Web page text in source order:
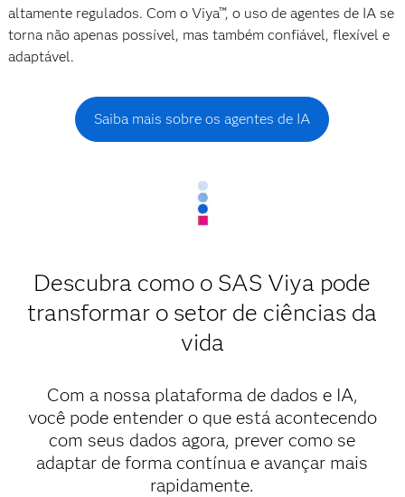
altamente regulados. Com o Viya™, o uso de agentes de IA se
torna não apenas possível, mas também confiável, flexível e
adaptável.
Saiba mais sobre os agentes de IA
Descubra como o SAS Viya pode
transformar o setor de ciências da
vida
Com a nossa plataforma de dados e IA,
você pode entender o que está acontecendo
com seus dados agora, prever como se
adaptar de forma contínua e avançar mais
rapidamente.